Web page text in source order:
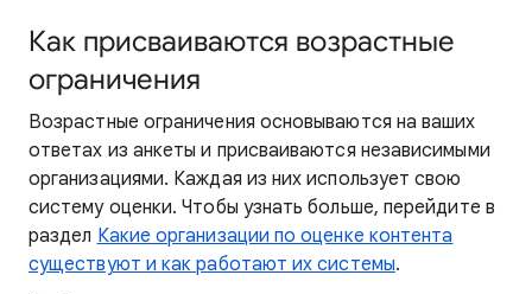
Как присваиваются возрастные
ограничения
Возрастные ограничения основываются на ваших
ответах из анкеты и присваиваются независимыми
организациями. Каждая из них использует свою
систему оценки. Чтобы узнать больше, перейдите в
раздел Какие организации по оценке контента
существуют и как работают их системы.